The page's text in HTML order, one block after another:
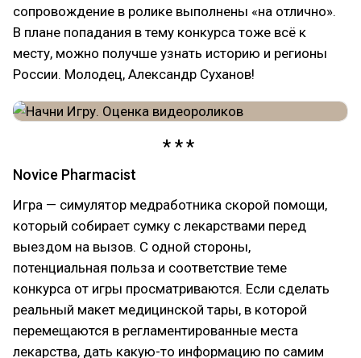
сопровождение в ролике выполнены «на отлично».
В плане попадания в тему конкурса тоже всё к
месту, можно получше узнать историю и регионы
России. Молодец, Александр Суханов!
Novice Pharmacist
Игра — симулятор медработника скорой помощи,
который собирает сумку с лекарствами перед
выездом на вызов. С одной стороны,
потенциальная польза и соответствие теме
конкурса от игры просматриваются. Если сделать
реальный макет медицинской тары, в которой
перемещаются в регламентированные места
лекарства, дать какую-то информацию по самим